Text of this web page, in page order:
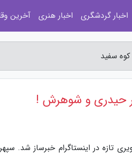
سفید
حیدری و شوهرش !
تازه در اینستاگرام خبرساز شد.
اخبار گردشگری اخبار هنری آخرین